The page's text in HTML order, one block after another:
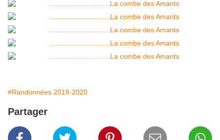
#Randonnées 2019-2020
Partager